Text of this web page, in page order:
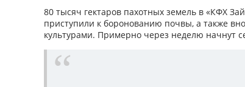
80 тысяч гектаров пахотных земель в «КФХ
приступили к боронованию почвы, а также
культурами. Примерно через неделю начнут